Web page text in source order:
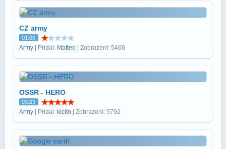
CZ army
01:00
Army | Pridal: Matteo | Zobrazení: 5466
OSSR - HERO
03:23
Army | Pridal: kicito | Zobrazení: 5792